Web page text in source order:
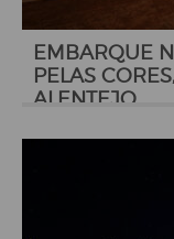
EMBARQUE
PELAS
ALENTEJO